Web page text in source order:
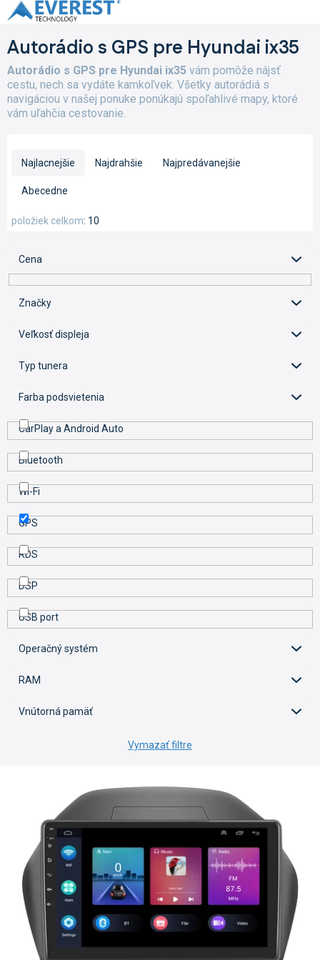
Prejsť
na
Autorádio s GPS pre Hyundai ix35
Autorádio s GPS pre Hyundai ix35 vám pomôže nájsť
cestu, nech sa vydáte kamkoľvek. Všetky autorádiá s
navigáciou v našej ponuke ponúkajú spoľahlivé mapy, ktoré
vám uľahčia cestovanie.
i
p
r
o
d
o
Najlacnejšie Najdrahšie Najpredávanejšie
Abecedne
10
položiek celkom
Cena
Značky
Veľkosť displeja
Typ tunera
Farba podsvietenia
CarPlay a Android Auto
Bluetooth
Wi-Fi
GPS
RDS
DSP
USB port
Operačný systém
RAM
Vnútorná pamäť
Vymazať filtre